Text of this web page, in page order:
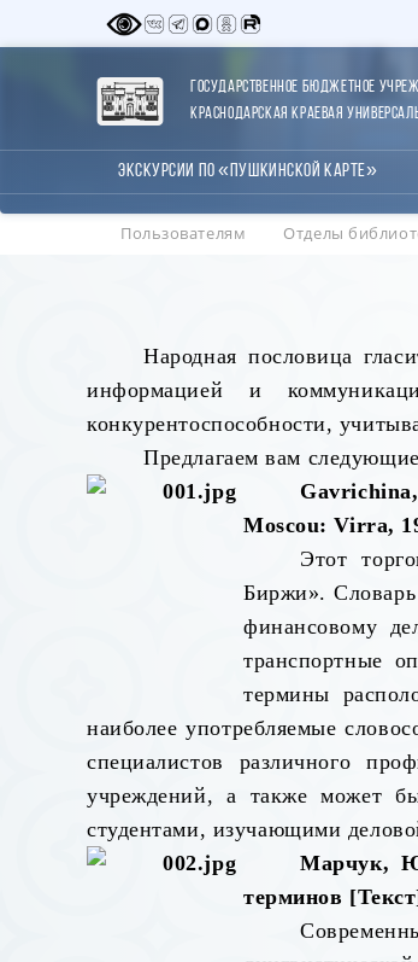
Государственное бюджетное
Краснодарская краевая
Экскурсии по «Пушкинской карте»
Пользователям Отделы
Народная пословица
информацией и
конкурентоспособности,
Предлагаем вам
Moscou: Virra,
Этот
Биржи». Словарь
финансовому
транспортные
термины
наиболее употребляемые
специалистов различного
учреждений, а также может
студентами, изучающими
Марчук,
терминов